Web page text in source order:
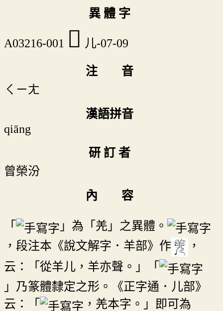
異 體 字
A03216-001 𠒌 儿-07-09
注 音
ㄑㄧㄤ
漢語拼音
qiāng
研 訂 者
曾榮汾
內 容
「
」為「羌」之異體。
，段注本《說文解字．羊部》作
，
云：「從羊儿，羊亦聲。」「
」乃篆體隸定之形。《正字通．儿部》
云：「
，羌本字。」即可為